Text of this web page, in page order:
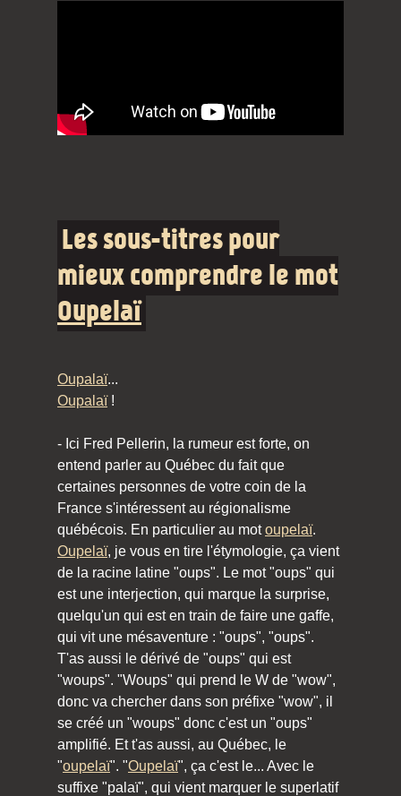
Les sous-titres pour
mieux comprendre le mot
Oupelaï
Oupalaï...
Oupalaï!
- Ici Fred Pellerin, la rumeur est forte, on
entend parler au Québec du fait que
certaines personnes de votre coin de la
France s'intéressent au régionalisme
québécois. En particulier au motoupelaï.
Oupelaï, je vous en tire l'étymologie, ça vient
de la racine latine "oups". Le mot "oups" qui
est une interjection, qui marque la surprise,
quelqu'un qui est en train de faire une gaffe,
qui vit une mésaventure : "oups", "oups".
T'as aussi le dérivé de "oups" qui est
"woups". "Woups" qui prend le W de "wow",
donc va chercher dans son préfixe "wow", il
se créé un "woups" donc c'est un "oups"
amplifié. Et t'as aussi, au Québec, le
"oupelaï". "Oupelaï", ça c'est le... Avec le
suffixe "palaï", qui vient marquer le superlatif